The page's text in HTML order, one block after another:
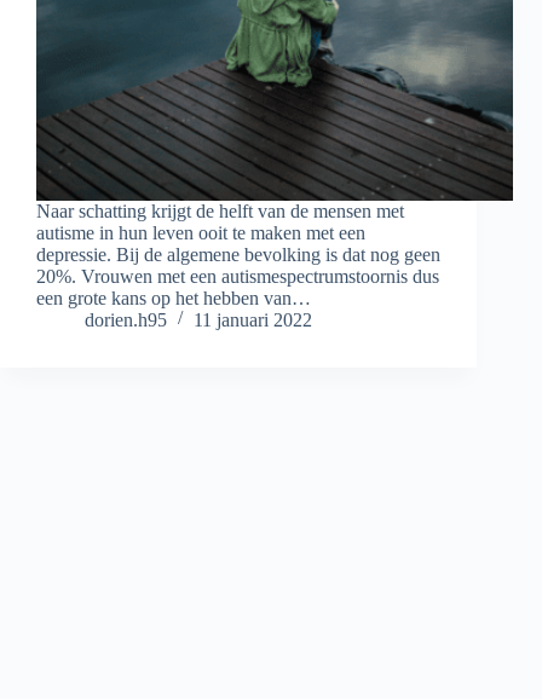
Naar schatting krijgt de helft van de mensen met
autisme in hun leven ooit te maken met een
depressie. Bij de algemene bevolking is dat nog geen
20%. Vrouwen met een autismespectrumstoornis dus
een grote kans op het hebben van…
dorien.h95
11 januari 2022